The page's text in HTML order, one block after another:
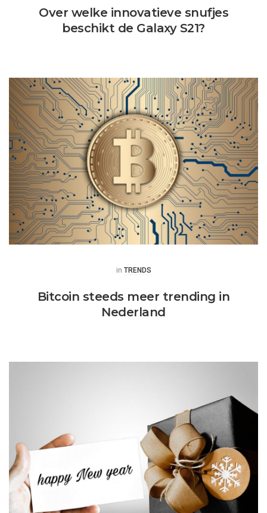
Over welke innovatieve snufjes
beschikt de Galaxy S21?
Posted
in TRENDS
Bitcoin steeds meer trending in
Nederland